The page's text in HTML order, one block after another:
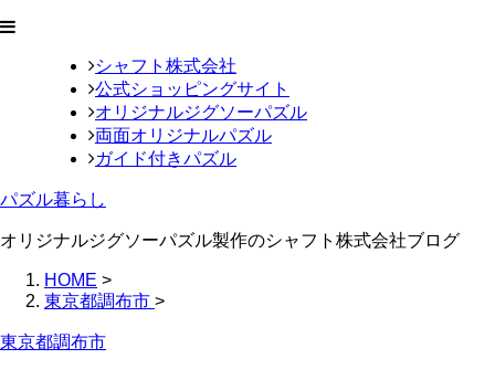
シャフト株式会社
公式ショッピングサイト
オリジナルジグソーパズル
両面オリジナルパズル
ガイド付きパズル
パズル暮らし
オリジナルジグソーパズル製作のシャフト株式会社ブログ
HOME >
東京都調布市 >
東京都調布市